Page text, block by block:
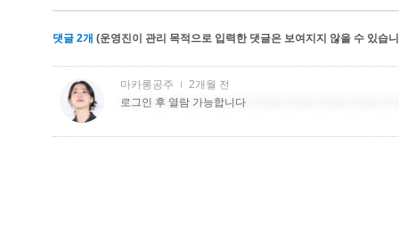
댓글 2개 (운영진이 관리 목적으로 입력한 댓글은 보여지지 않을 수 있습